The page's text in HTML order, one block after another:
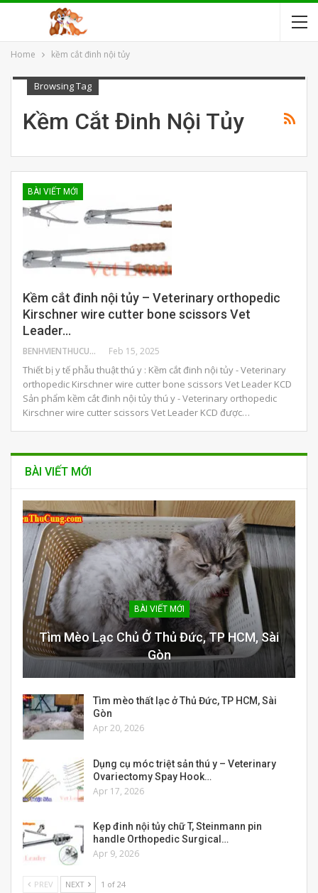
Home kềm cắt đinh nội tủy
Browsing Tag
Kềm Cắt Đinh Nội Tủy
BÀI VIẾT MỚI
Kềm cắt đinh nội tủy – Veterinary orthopedic
Kirschner wire cutter bone scissors Vet
Leader…
BENHVIENTHUCUNG Feb 15, 2025
Thiết bị y tế phẫu thuật thú y : Kềm cắt đinh nội tủy - Veterinary
orthopedic Kirschner wire cutter bone scissors Vet Leader KCD
Sản phẩm kềm cắt đinh nội tủy thú y - Veterinary orthopedic
Kirschner wire cutter scissors Vet Leader KCD được…
BÀI VIẾT MỚI
BÀI VIẾT MỚI
Tìm Mèo Lạc Chủ Ở Thủ Đức, TP HCM, Sài
Gòn
Tìm mèo thất lạc ở Thủ Đức, TP HCM, Sài
Gòn
Apr 20, 2026
Dụng cụ móc triệt sản thú y – Veterinary
Ovariectomy Spay Hook…
Apr 17, 2026
Kẹp đinh nội tủy chữ T, Steinmann pin
handle Orthopedic Surgical…
Apr 9, 2026
PREV NEXT 1 of 24